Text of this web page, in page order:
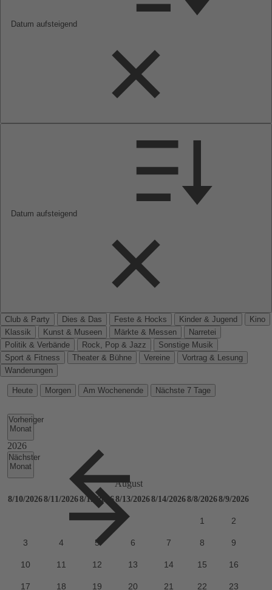
Datum aufsteigend
Datum aufsteigend
Club & Party Dies & Das Feste & Hocks Kinder & Jugend
Kino
Klassik
Kunst & Museen Märkte & Messen
Narretei
Politik & Verbände
Rock, Pop & Jazz
Sonstige Musik
Sport & Fitness
Theater & Bühne Vereine
Vortrag & Lesung
Wanderungen
Heute Morgen Am Wochenende Nächste 7 Tage
Vorheriger
Monat
Nächster
Monat